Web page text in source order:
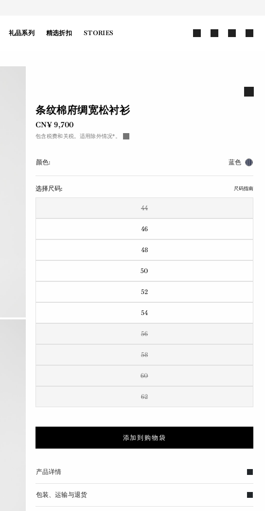
礼品系列 精选折扣 STORIES
条纹棉府绸宽松衬衫
CN¥ 9,700
包含税费和关税。适用除外情况*。
颜色: 蓝色
选择尺码: 尺码指南
44
46
48
50
52
54
56
58
60
62
添加到购物袋
产品详情
包装、运输与退货